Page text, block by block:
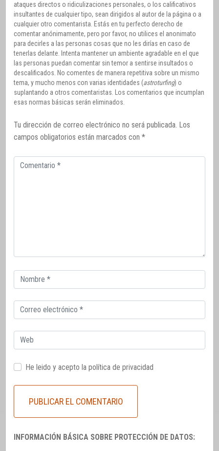
ataques directos o ridiculizaciones personales, o los calificativos
insultantes de cualquier tipo, sean dirigidos al autor de la página o a
cualquier otro comentarista. Estás en tu perfecto derecho de
comentar anónimamente, pero por favor, no utilices el anonimato
para decirles a las personas cosas que no les dirías en caso de
tenerlas delante. Intenta mantener un ambiente agradable en el que
las personas puedan comentar sin temor a sentirse insultados o
descalificados. No comentes de manera repetitiva sobre un mismo
tema, y mucho menos con varias identidades (astroturfing) o
suplantando a otros comentaristas. Los comentarios que incumplan
esas normas básicas serán eliminados.
Tu dirección de correo electrónico no será publicada. Los
campos obligatorios están marcados con *
Comentario
Correo
electrónico
Correo
electrónico
Web
He leido y acepto la política de privacidad
INFORMACIÓN BÁSICA SOBRE PROTECCIÓN DE DATOS: